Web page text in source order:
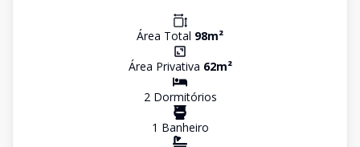
Área Total 98m²
Área Privativa 62m²
2Dormitórios
1 Banheiro